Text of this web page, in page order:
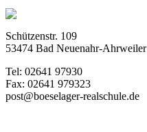
Schützenstr. 109
53474 Bad Neuenahr-Ahrweiler
Tel: 02641 97930
Fax: 02641 979323
post@boeselager-realschule.de